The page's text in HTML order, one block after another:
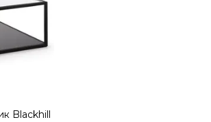
Blackhill